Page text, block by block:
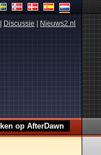
Discussie Nieuws2.nl